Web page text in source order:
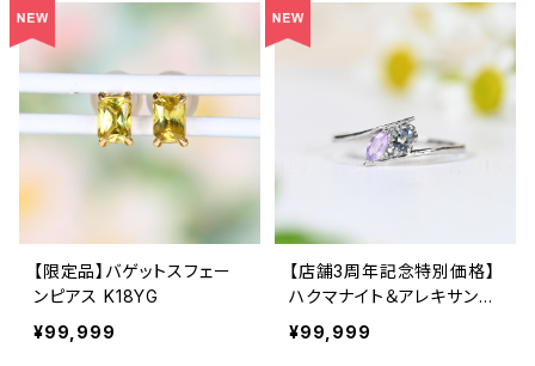
【限定品】バゲットスフェー
ンピアス K18YG
¥99,999
【店舗3周年記念特別価格】
ハクマナイト＆アレキサンド
ライト Pt950 リング 12号
（GH1222）
¥99,999